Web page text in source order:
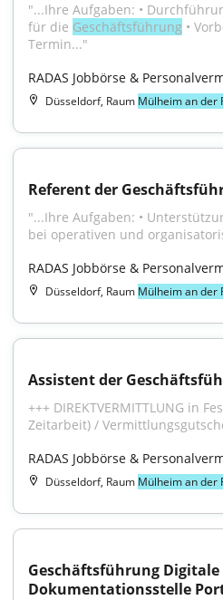
"...Ihre Aufgaben: •
für die Geschäftsführung •
Termin..."
RADAS Jobbörse &
Düsseldorf, Raum Mülheim an der
Referent der
"...Ihre Aufgaben: •
bei operativen und
RADAS Jobbörse &
Düsseldorf, Raum Mülheim an der
Assistent der
+++ DIREKTVERMITTLUNG in
Zeitarbeit) /
RADAS Jobbörse &
Düsseldorf, Raum Mülheim an der
Geschäftsführung Digitale
Dokumentationsstelle